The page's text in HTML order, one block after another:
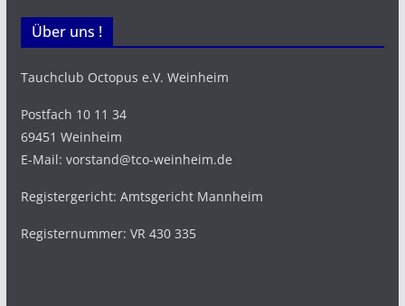
Über uns !
Tauchclub Octopus e.V. Weinheim
Postfach 10 11 34
69451 Weinheim
E-Mail: vorstand@tco-weinheim.de
Registergericht: Amtsgericht Mannheim
Registernummer: VR 430 335